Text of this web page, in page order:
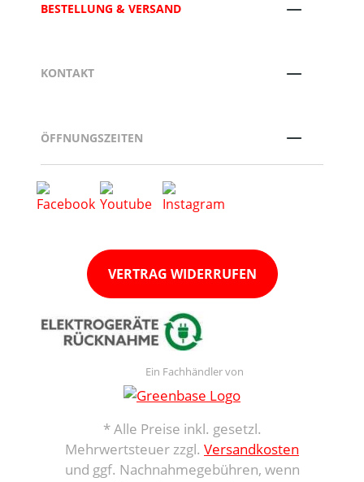
BESTELLUNG & VERSAND
KONTAKT
ÖFFNUNGSZEITEN
VERTRAG WIDERRUFEN
Ein Fachhändler von
* Alle Preise inkl. gesetzl.
Mehrwertsteuer zzgl. Versandkosten
und ggf. Nachnahmegebühren, wenn